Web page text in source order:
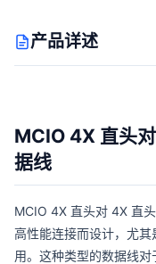
产品详述
MCIO 4X 直头
据线
MCIO 4X 直头对 4X 直
高性能连接而设计，尤
用。这种类型的数据线